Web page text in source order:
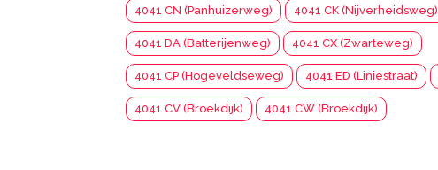
4041 CN (Panhuizerweg) 4041 CK (Nijverheidsweg)
4041 DA (Batterijenweg) 4041 CX (Zwarteweg)
4041 CP (Hogeveldseweg) 4041 ED (Liniestraat)
4041 CV (Broekdijk) 4041 CW (Broekdijk)